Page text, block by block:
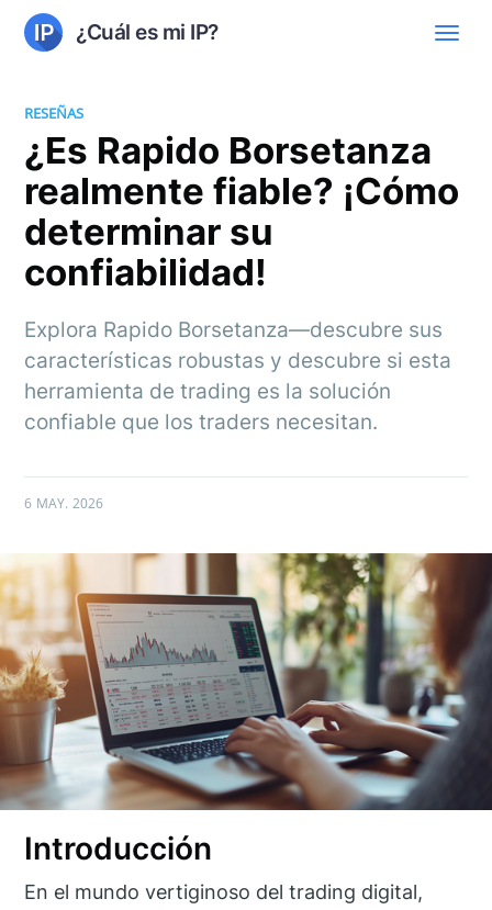
¿Cuál es mi IP?
RESEÑAS
¿Es Rapido Borsetanza
realmente fiable? ¡Cómo
determinar su
confiabilidad!
Explora Rapido Borsetanza—descubre sus
características robustas y descubre si esta
herramienta de trading es la solución
confiable que los traders necesitan.
6 MAY. 2026
Introducción
En el mundo vertiginoso del trading digital,